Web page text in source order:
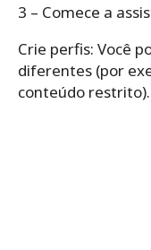
3 – Comece a
Crie perfis: Você
diferentes (por
conteúdo restrito).